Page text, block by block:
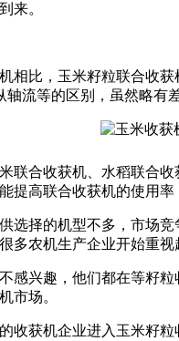
来。
相比，玉米籽粒联合收
流等的区别，虽然略
联合收获机、水稻联合
高联合收获机的使用率
选择的机型不多，市场
农机生产企业开始重视
感兴趣，他们都在等籽
市场。
收获机企业进入玉米籽